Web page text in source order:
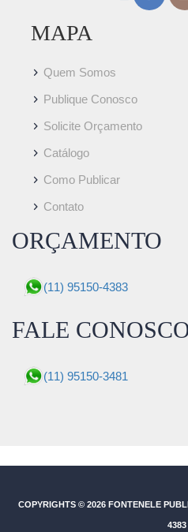
MAPA
Quem Somos
Publique Conosco
Solicite Orçamento
Catálogo
Como Publicar
Contato
ORÇAMENTO
(11) 95150-4383
FALE
(11) 95150-3481
COPYRIGHTS © 2026 FONTENELE
4383